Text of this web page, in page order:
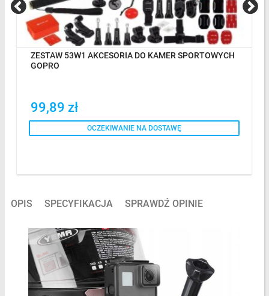
ZESTAW 53W1 AKCESORIA DO KAMER SPORTOWYCH
GOPRO
99,89 zł
OCZEKIWANIE NA DOSTAWĘ
OPIS SPECYFIKACJA SPRAWDŹ OPINIE